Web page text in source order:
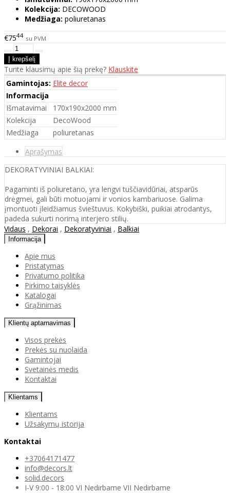
Kolekcija: DECOWOOD
Medžiaga: poliuretanas
€7544 su PVM
Turite klausimų apie šią prekę? Klauskite
Gamintojas: Elite decor
Informacija
Išmatavimai
170x190x2000 mm
Kolekcija
DecoWood
Medžiaga
poliuretanas
Aprašymas
DEKORATYVINIAI BALKIAI:
Pagaminti iš poliuretano, yra lengvi tuščiavidūriai, atsparūs
drėgmei, gali būti motuojami ir vonios kambariuose. Galima
įmontuoti įleidžiamus švieštuvus. Kokybiški, puikiai atrodantys,
padeda sukurti norimą interjero stilių.
Vidaus , Dekorai , Dekoratyviniai , Balkiai
Informacija
Apie mus
Pristatymas
Privatumo politika
Pirkimo taisyklės
Katalogai
Grąžinimas
Klientų aptarnavimas
Visos prekės
Prekės su nuolaida
Gamintojai
Svetainės medis
Kontaktai
Klientams
Klientams
Užsakymų istorija
Kontaktai
+37064171477
info@decors.lt
solid.decors
I-V 9:00 - 18:00 VI Nedirbame VII Nedirbame